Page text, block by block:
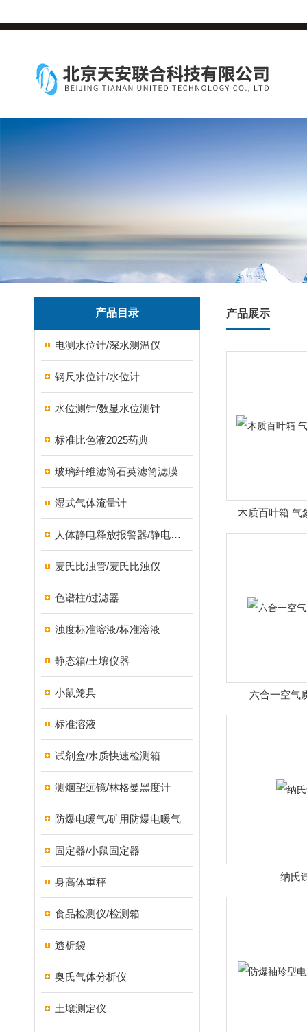
产品目录
电测水位计/深水测温仪
钢尺水位计/水位计
水位测针/数显水位测针
标准比色液2025药典
玻璃纤维滤筒石英滤筒滤膜
湿式气体流量计
人体静电释放报警器/静电保护器
麦氏比浊管/麦氏比浊仪
色谱柱/过滤器
浊度标准溶液/标准溶液
静态箱/土壤仪器
小鼠笼具
标准溶液
试剂盒/水质快速检测箱
测烟望远镜/林格曼黑度计
防爆电暖气/矿用防爆电暖气
固定器/小鼠固定器
身高体重秤
食品检测仪/检测箱
透析袋
奥氏气体分析仪
土壤测定仪
产品展示
木质百叶箱 气
六合一空气
纳氏